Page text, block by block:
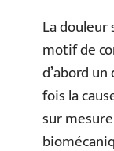
La douleur
motif de
d’abord
fois la
sur